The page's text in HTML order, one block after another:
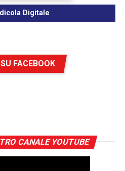
Digitale
FACEBOOK
CANALE YOUTUBE